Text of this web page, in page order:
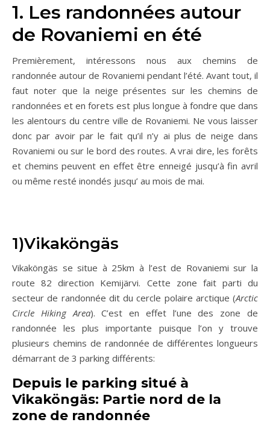
1. Les randonnées autour
de Rovaniemi en été
Premièrement, intéressons nous aux chemins de
randonnée autour de Rovaniemi pendant l’été. Avant tout, il
faut noter que la neige présentes sur les chemins de
randonnées et en forets est plus longue à fondre que dans
les alentours du centre ville de Rovaniemi. Ne vous laisser
donc par avoir par le fait qu’il n’y ai plus de neige dans
Rovaniemi ou sur le bord des routes. A vrai dire, les forêts
et chemins peuvent en effet être enneigé jusqu’à fin avril
ou même resté inondés jusqu’ au mois de mai.
1)Vikaköngäs
Vikaköngäs se situe à 25km à l’est de Rovaniemi sur la
route 82 direction Kemijärvi. Cette zone fait parti du
secteur de randonnée dit du cercle polaire arctique (Arctic
Circle Hiking Area). C’est en effet l’une des zone de
randonnée les plus importante puisque l’on y trouve
plusieurs chemins de randonnée de différentes longueurs
démarrant de 3 parking différents:
Depuis le parking situé à
Vikaköngäs: Partie nord de la
zone de randonnée